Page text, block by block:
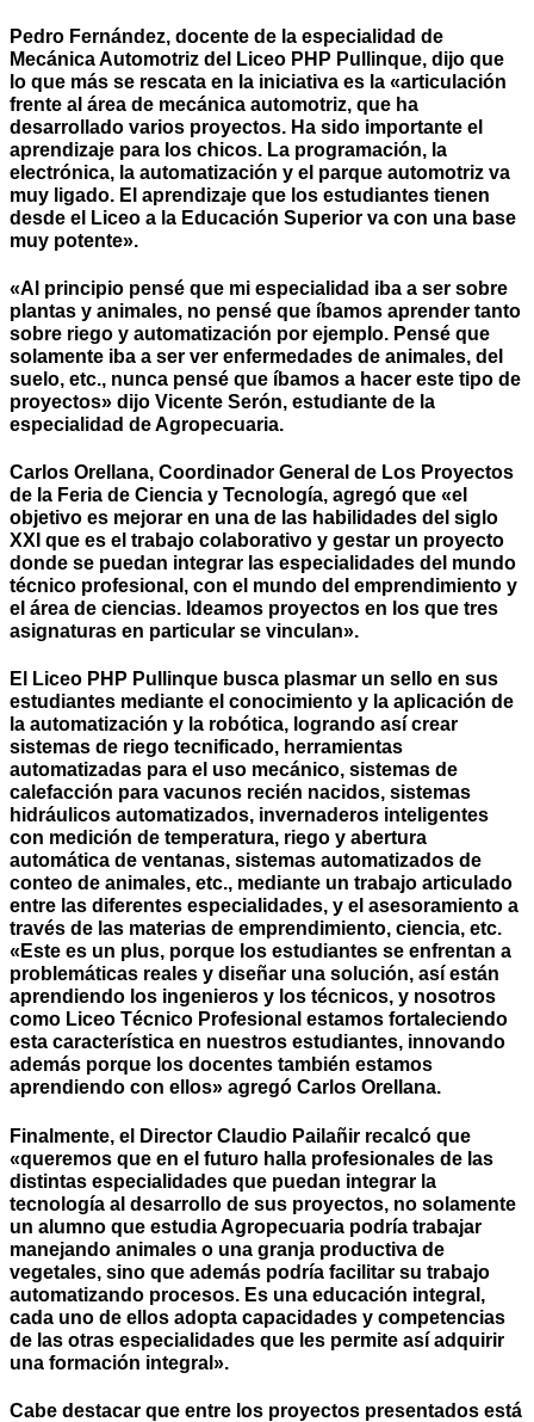
Pedro Fernández, docente de la especialidad de
Mecánica Automotriz del Liceo PHP Pullinque, dijo que
lo que más se rescata en la iniciativa es la «articulación
frente al área de mecánica automotriz, que ha
desarrollado varios proyectos. Ha sido importante el
aprendizaje para los chicos. La programación, la
electrónica, la automatización y el parque automotriz va
muy ligado. El aprendizaje que los estudiantes tienen
desde el Liceo a la Educación Superior va con una base
muy potente».
«Al principio pensé que mi especialidad iba a ser sobre
plantas y animales, no pensé que íbamos aprender tanto
sobre riego y automatización por ejemplo. Pensé que
solamente iba a ser ver enfermedades de animales, del
suelo, etc., nunca pensé que íbamos a hacer este tipo de
proyectos» dijo Vicente Serón, estudiante de la
especialidad de Agropecuaria.
Carlos Orellana, Coordinador General de Los Proyectos
de la Feria de Ciencia y Tecnología, agregó que «el
objetivo es mejorar en una de las habilidades del siglo
XXI que es el trabajo colaborativo y gestar un proyecto
donde se puedan integrar las especialidades del mundo
técnico profesional, con el mundo del emprendimiento y
el área de ciencias. Ideamos proyectos en los que tres
asignaturas en particular se vinculan».
El Liceo PHP Pullinque busca plasmar un sello en sus
estudiantes mediante el conocimiento y la aplicación de
la automatización y la robótica, logrando así crear
sistemas de riego tecnificado, herramientas
automatizadas para el uso mecánico, sistemas de
calefacción para vacunos recién nacidos, sistemas
hidráulicos automatizados, invernaderos inteligentes
con medición de temperatura, riego y abertura
automática de ventanas, sistemas automatizados de
conteo de animales, etc., mediante un trabajo articulado
entre las diferentes especialidades, y el asesoramiento a
través de las materias de emprendimiento, ciencia, etc.
«Este es un plus, porque los estudiantes se enfrentan a
problemáticas reales y diseñar una solución, así están
aprendiendo los ingenieros y los técnicos, y nosotros
como Liceo Técnico Profesional estamos fortaleciendo
esta característica en nuestros estudiantes, innovando
además porque los docentes también estamos
aprendiendo con ellos» agregó Carlos Orellana.
Finalmente, el Director Claudio Pailañir recalcó que
«queremos que en el futuro halla profesionales de las
distintas especialidades que puedan integrar la
tecnología al desarrollo de sus proyectos, no solamente
un alumno que estudia Agropecuaria podría trabajar
manejando animales o una granja productiva de
vegetales, sino que además podría facilitar su trabajo
automatizando procesos. Es una educación integral,
cada uno de ellos adopta capacidades y competencias
de las otras especialidades que les permite así adquirir
una formación integral».
Cabe destacar que entre los proyectos presentados está